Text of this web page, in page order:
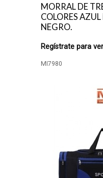
MORRAL DE
COLORES
NEGRO.
Regístrate para
MI7980